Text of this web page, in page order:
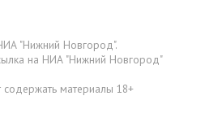
"Нижний Новгород".
на НИА "Нижний Новгород"
материалы 18+